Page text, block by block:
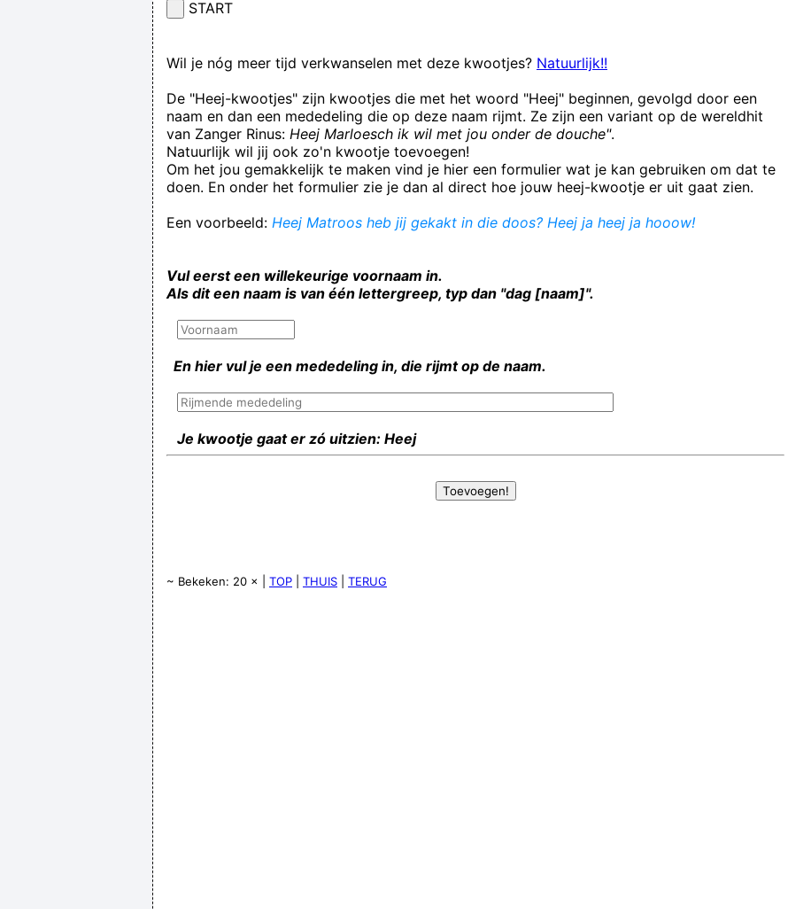
START
Wil je nóg meer tijd verkwanselen met deze kwootjes? Natuurlijk!!
De "Heej-kwootjes" zijn kwootjes die met het woord "Heej" beginnen, gevolgd door een
naam en dan een mededeling die op deze naam rijmt. Ze zijn een variant op de wereldhit
van Zanger Rinus: Heej Marloesch ik wil met jou onder de douche".
Natuurlijk wil jij ook zo'n kwootje toevoegen!
Om het jou gemakkelijk te maken vind je hier een formulier wat je kan gebruiken om dat te
doen. En onder het formulier zie je dan al direct hoe jouw heej-kwootje er uit gaat zien.
Een voorbeeld: Heej Matroos heb jij gekakt in die doos? Heej ja heej ja hooow!
Vul eerst een willekeurige voornaam in.
Als dit een naam is van één lettergreep, typ dan "dag [naam]".
En hier vul je een mededeling in, die rijmt op de naam.
Je kwootje gaat er zó uitzien: Heej
~ Bekeken: 20 × | TOP THUIS TERUG